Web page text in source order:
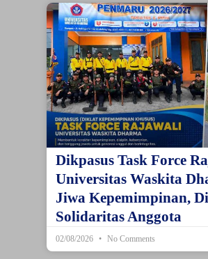
Dikpasus Task Force
Universitas Waskita
Jiwa Kepemimpinan,
Solidaritas Anggota
02/08/2026 No Comments